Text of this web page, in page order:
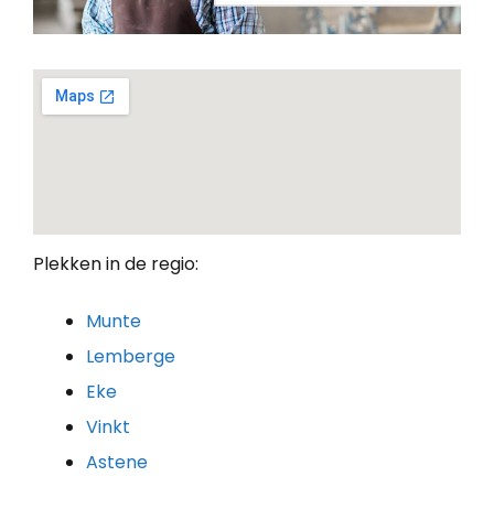
Plekken in de regio:
Munte
Lemberge
Eke
Vinkt
Astene